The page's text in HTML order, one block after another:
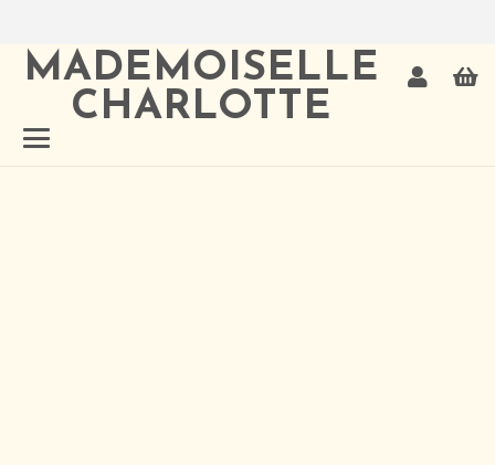
MADEMOISELLE
CHARLOTTE